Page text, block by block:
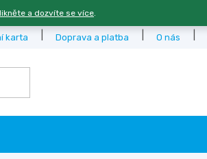
a dozvíte se více.
karta Doprava a platba O nás